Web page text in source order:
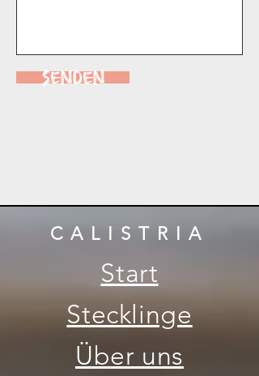
Senden
CALISTRIA
Start
Stecklinge
Über uns